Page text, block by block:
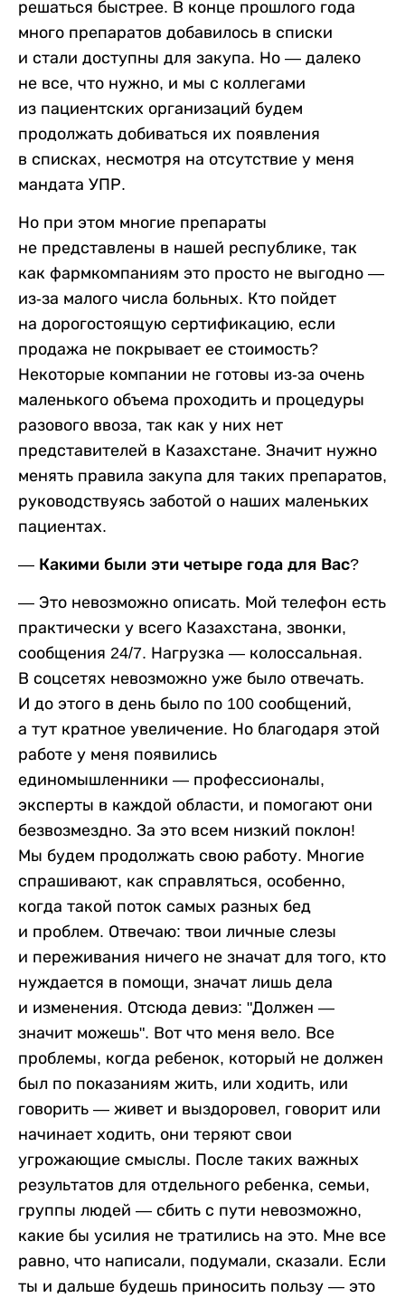
решаться быстрее. В конце прошлого года
много препаратов добавилось в списки
и стали доступны для закупа. Но — далеко
не все, что нужно, и мы с коллегами
из пациентских организаций будем
продолжать добиваться их появления
в списках, несмотря на отсутствие у меня
мандата УПР.
Но при этом многие препараты
не представлены в нашей республике, так
как фармкомпаниям это просто не выгодно —
из-за малого числа больных. Кто пойдет
на дорогостоящую сертификацию, если
продажа не покрывает ее стоимость?
Некоторые компании не готовы из-за очень
маленького объема проходить и процедуры
разового ввоза, так как у них нет
представителей в Казахстане. Значит нужно
менять правила закупа для таких препаратов,
руководствуясь заботой о наших маленьких
пациентах.
— Какими были эти четыре года для Вас?
— Это невозможно описать. Мой телефон есть
практически у всего Казахстана, звонки,
сообщения 24/7. Нагрузка — колоссальная.
В соцсетях невозможно уже было отвечать.
И до этого в день было по 100 сообщений,
а тут кратное увеличение. Но благодаря этой
работе у меня появились
единомышленники — профессионалы,
эксперты в каждой области, и помогают они
безвозмездно. За это всем низкий поклон!
Мы будем продолжать свою работу. Многие
спрашивают, как справляться, особенно,
когда такой поток самых разных бед
и проблем. Отвечаю: твои личные слезы
и переживания ничего не значат для того, кто
нуждается в помощи, значат лишь дела
и изменения. Отсюда девиз: "Должен —
значит можешь". Вот что меня вело. Все
проблемы, когда ребенок, который не должен
был по показаниям жить, или ходить, или
говорить — живет и выздоровел, говорит или
начинает ходить, они теряют свои
угрожающие смыслы. После таких важных
результатов для отдельного ребенка, семьи,
группы людей — сбить с пути невозможно,
какие бы усилия не тратились на это. Мне все
равно, что написали, подумали, сказали. Если
ты и дальше будешь приносить пользу — это